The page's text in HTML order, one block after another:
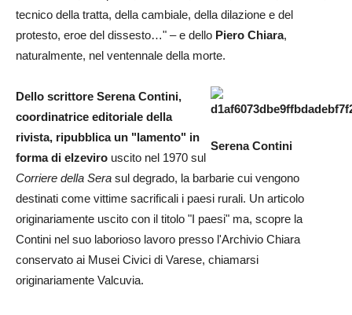
tecnico della tratta, della cambiale, della dilazione e del
protesto, eroe del dissesto…" – e dello Piero Chiara,
naturalmente, nel ventennale della morte.
Serena Contini
Dello scrittore Serena Contini,
coordinatrice editoriale della
rivista, ripubblica un "lamento" in
forma di elzeviro uscito nel 1970 sul
Corriere della Sera sul degrado, la barbarie cui vengono
destinati come vittime sacrificali i paesi rurali. Un articolo
originariamente uscito con il titolo "I paesi" ma, scopre la
Contini nel suo laborioso lavoro presso l'Archivio Chiara
conservato ai Musei Civici di Varese, chiamarsi
originariamente Valcuvia.